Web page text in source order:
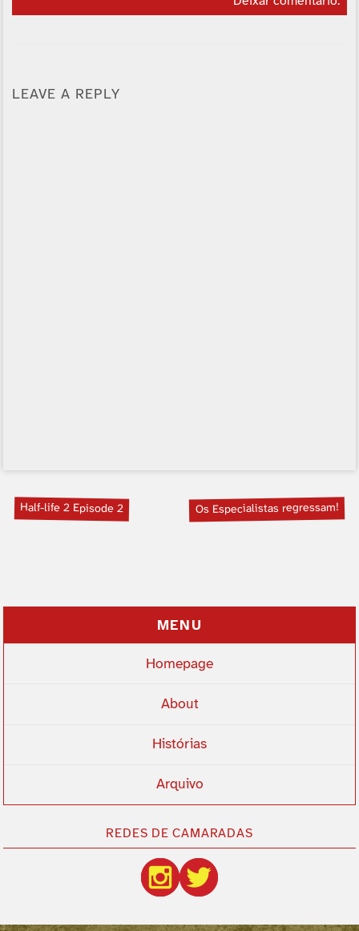
LEAVE A REPLY
Half-life 2 Episode 2 Os Especialistas regressam!
MENU
Homepage
About
Histórias
Arquivo
REDES DE CAMARADAS